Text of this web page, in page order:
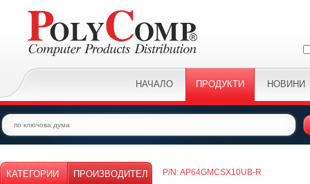
НАЧАЛО ПРОДУКТИ НОВИНИ
КАТЕГОРИИ ПРОИЗВОДИТЕЛ
P/N: AP64GMCSX10UB-R